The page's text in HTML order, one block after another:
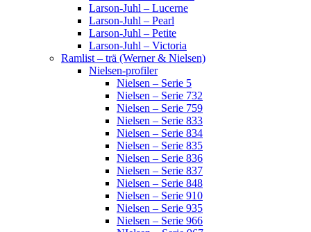
Larson-Juhl – Lucerne
Larson-Juhl – Pearl
Larson-Juhl – Petite
Larson-Juhl – Victoria
Ramlist – trä (Werner & Nielsen)
Nielsen-profiler
Nielsen – Serie 5
Nielsen – Serie 732
Nielsen – Serie 759
Nielsen – Serie 833
Nielsen – Serie 834
Nielsen – Serie 835
Nielsen – Serie 836
Nielsen – Serie 837
Nielsen – Serie 848
Nielsen – Serie 910
Nielsen – Serie 935
Nielsen – Serie 966